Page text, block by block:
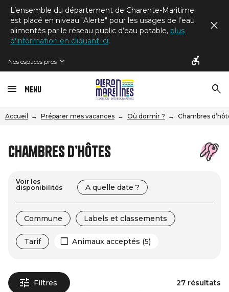
L’ensemble du département de Charente-Maritime
est placé en niveau "Alerte" pour les usages de l’eau
alimentés par le réseau public d’eau potable, plus
d'information en cliquant ici.
Nos espaces pros
Menu
Accueil Préparer mes vacances Où dormir ? Chambres
Chambres d’hôtes
Voir les
disponibilités
A quelle date ?
Commune Labels et classements
Tarif Animaux acceptés (5)
Filtres 27 résultats